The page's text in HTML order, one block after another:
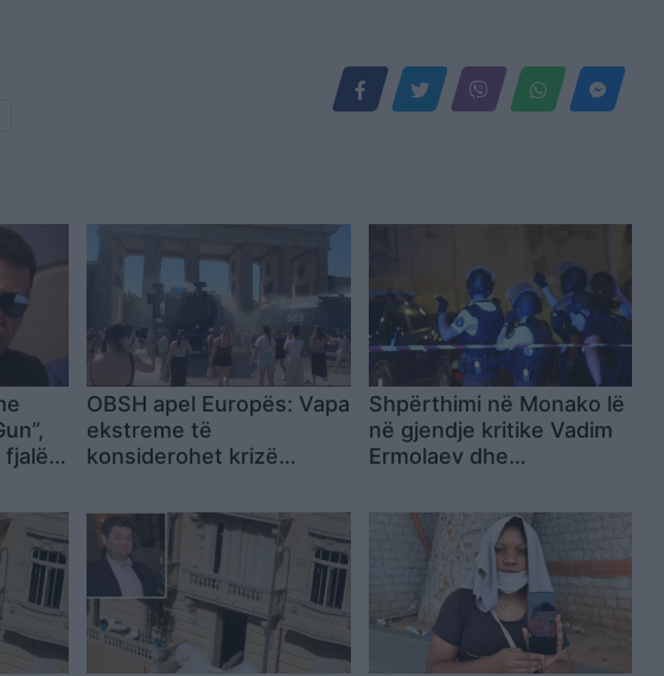
OBSH apel Europës: Vapa
ekstreme të
konsiderohet krizë
e zakonshme
Shpërthimi në Monako lë
në gjendje kritike Vadim
Ermolaev dhe
dyshuari ikën drejt
Francës